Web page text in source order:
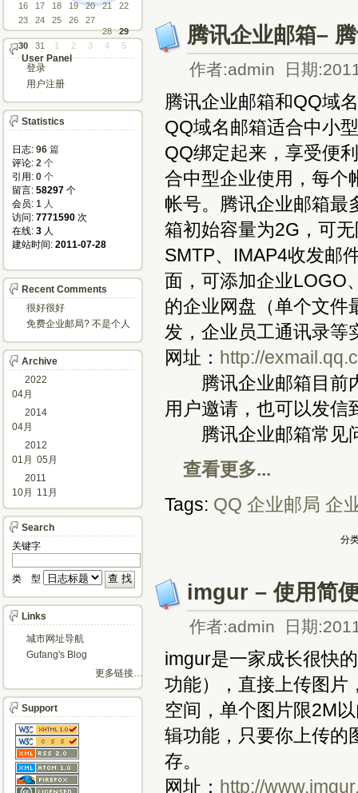
腾讯企业邮箱–
作者:admin 日期
腾讯企业邮箱和QQ域
QQ域名邮箱适合中小
QQ绑定起来，享受便
合中型企业使用，每个
帐号。腾讯企业邮箱最
箱初始容量为2G，可
SMTP、IMAP4收发邮
面，可添加企业LOGO
的企业网盘（单个文件
发，企业员工通讯录等
网址： http://
腾讯企业邮箱目前内
用户邀请，也可以发信
腾讯企业邮箱常见
查看更多...
Tags: QQ 企业邮局 企
分
imgur – 使用简
作者:admin 日期
imgur是一家成长很快
功能），直接上传图片
空间，单个图片限2M
辑功能，只要你上传的
存。
网址： http://
16
17 18 19 20 21
22
23
24 25 26
27
28
29
30
31 1 2 3 4 5
User Panel
登录
用户注册
Statistics
日志: 96 篇
评论: 2 个
引用: 0 个
留言: 58297 个
会员: 1 人
访问: 7771590 次
在线: 3 人
建站时间: 2011-07-28
Recent Comments
很好很好
免费企业邮局? 不是个人
Archive
2022
04月
2014
04月
2012
01月 05月
2011
10月
11月
Search
关键字
类 型
Links
城市网址导航
Gufang's Blog
更多链接…
Support